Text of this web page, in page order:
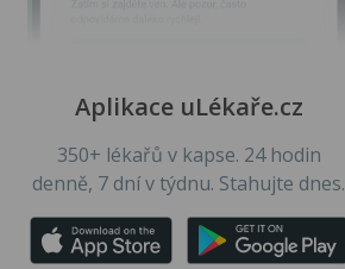
Aplikace uLékaře.cz
350+ lékařů v kapse. 24 hodin
denně, 7 dní v týdnu. Stahujte dnes.